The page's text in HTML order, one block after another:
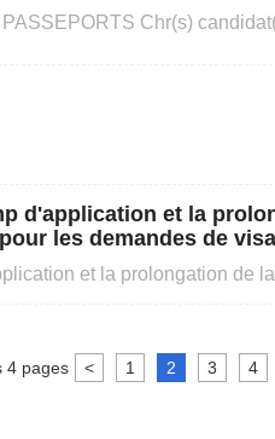
informons que le China VAC,
d'application et la
les demandes de visa
et la prolongation de
4pages < 1 2 3 4